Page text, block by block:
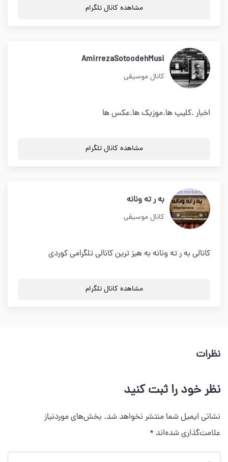
مشاهده کانال تلگرام
AmirrezaSotoodehMusi
کانال موسیقی
اخبار .کلیپ ها.موزیک ها.عکس ها
مشاهده کانال تلگرام
به ر ته ونانه
کانال موسیقی
کانالی به ر ته ونانه به هیز ترین کانالی تلگرامی کوردی
مشاهده کانال تلگرام
نظرات
نظر خود را ثبت کنید
نشانی ایمیل شما منتشر نخواهد شد. بخش‌های موردنیاز
علامت‌گذاری شده‌اند *